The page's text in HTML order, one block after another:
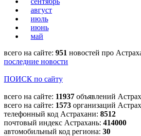
август
июль
июнь
май
всего на сайте: 951 новостей про
последние новости
ПОИСК по сайту
всего на сайте: 11937 объявлений
всего на сайте: 1573 организаций
телефонный код Астрахани: 8512
почтовый индекс Астрахань: 414000
автомобильный код региона: 30